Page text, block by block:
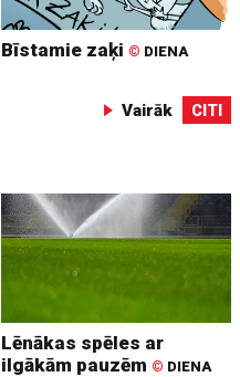
Bīstamie zaķi © DIENA
Vairāk CITI
Lēnākas spēles ar
ilgākām pauzēm © DIENA